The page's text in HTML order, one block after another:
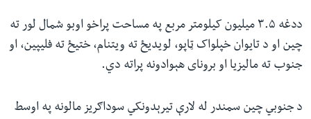
ددغه ۳.۵ میلیون کیلومتر مربع په مساحت پراخو اوبو شمال لور ته
چین او د تایوان خپلواک ټاپو، لویدیځ ته ویتنام، ختیځ ته فلیپین، او
جنوب ته مالیزیا او برونای هېوادونه پراته دي.
د جنوبي چین سمندر له لارې تیرېدونکي سوداګریز مالونه په اوسط